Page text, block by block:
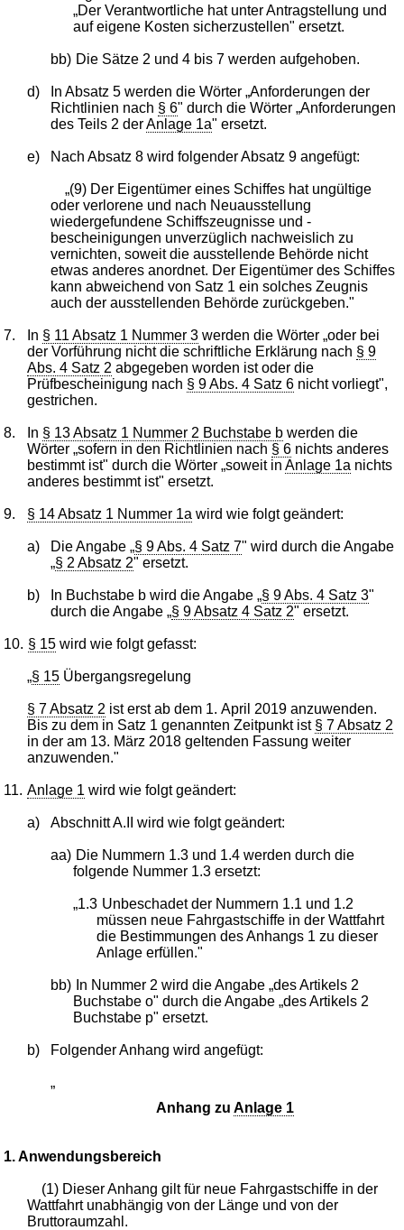
„Der Verantwortliche hat unter Antragstellung und
auf eigene Kosten sicherzustellen" ersetzt.
bb) Die Sätze 2 und 4 bis 7 werden aufgehoben.
d)
In Absatz 5 werden die Wörter „Anforderungen der
Richtlinien nach § 6" durch die Wörter „Anforderungen
des Teils 2 derAnlage 1a" ersetzt.
e) Nach Absatz 8 wird folgender Absatz 9 angefügt:
„(9) Der Eigentümer eines Schiffes hat ungültige
oder verlorene und nach Neuausstellung
wiedergefundene Schiffszeugnisse und -
bescheinigungen unverzüglich nachweislich zu
vernichten, soweit die ausstellende Behörde nicht
etwas anderes anordnet. Der Eigentümer des Schiffes
kann abweichend von Satz 1 ein solches Zeugnis
auch der ausstellenden Behörde zurückgeben."
7. In § 11 Absatz 1 Nummer 3 werden die Wörter „oder bei
der Vorführung nicht die schriftliche Erklärung nach § 9
Abs. 4 Satz 2 abgegeben worden ist oder die
Prüfbescheinigung nach § 9 Abs. 4 Satz 6 nicht vorliegt",
gestrichen.
8. In § 13 Absatz 1 Nummer 2 Buchstabe b werden die
Wörter „sofern in den Richtlinien nach § 6 nichts anderes
bestimmt ist" durch die Wörter „soweit inAnlage 1a nichts
anderes bestimmt ist" ersetzt.
9. § 14 Absatz 1 Nummer 1a wird wie folgt geändert:
a) Die Angabe „§ 9 Abs. 4 Satz 7" wird durch die Angabe
„§ 2 Absatz 2" ersetzt.
b) In Buchstabe b wird die Angabe „§ 9 Abs. 4 Satz 3"
durch die Angabe „§ 9 Absatz 4 Satz 2" ersetzt.
10. § 15 wird wie folgt gefasst:
„§ 15 Übergangsregelung
§ 7 Absatz 2 ist erst ab dem 1. April 2019 anzuwenden.
Bis zu dem in Satz 1 genannten Zeitpunkt ist § 7 Absatz 2
in der am 13. März 2018 geltenden Fassung weiter
anzuwenden."
11. Anlage 1 wird wie folgt geändert:
a) Abschnitt A.II wird wie folgt geändert:
aa) Die Nummern 1.3 und 1.4 werden durch die
folgende Nummer 1.3 ersetzt:
„1.3 Unbeschadet der Nummern 1.1 und 1.2
müssen neue Fahrgastschiffe in der Wattfahrt
die Bestimmungen des Anhangs 1 zu dieser
Anlage erfüllen."
bb)
In Nummer 2 wird die Angabe „des Artikels 2
Buchstabe o" durch die Angabe „des Artikels 2
Buchstabe p" ersetzt.
b) Folgender Anhang wird angefügt:
„
Anhang zuAnlage 1
1. Anwendungsbereich
(1) Dieser Anhang gilt für neue Fahrgastschiffe in der
Wattfahrt unabhängig von der Länge und von der
Bruttoraumzahl.